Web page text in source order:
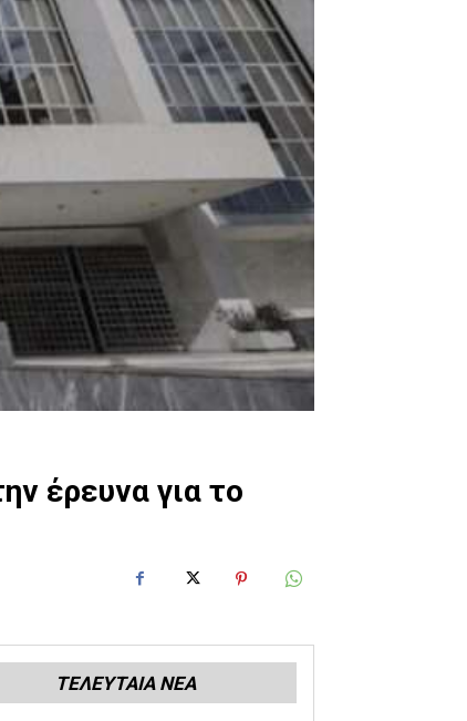
έρευνα για το
ΤΕΛΕΥΤΑΙΑ ΝΕΑ